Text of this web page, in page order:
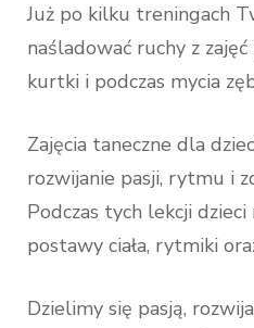
Już po kilku treningach
naśladować ruchy z
kurtki i podczas mycia
Zajęcia taneczne dla
rozwijanie pasji, rytmu i
Podczas tych lekcji
postawy ciała, rytmiki
Dzielimy się pasją,